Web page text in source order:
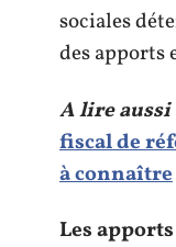
sociales
des apports
A lire aussi
fiscal de
à connaître
Les